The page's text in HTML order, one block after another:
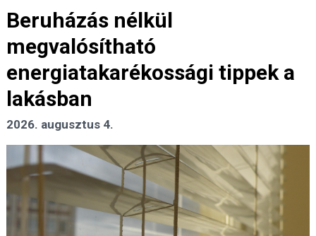
Beruházás nélkül
megvalósítható
energiatakarékossági tippek a
lakásban
2026. augusztus 4.